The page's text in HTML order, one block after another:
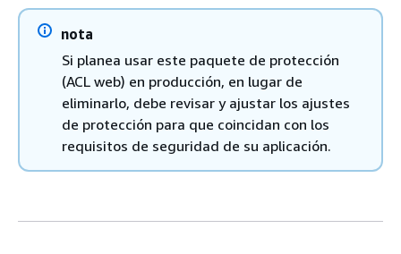
nota
Si planea usar este paquete de protección
(ACL web) en producción, en lugar de
eliminarlo, debe revisar y ajustar los ajustes
de protección para que coincidan con los
requisitos de seguridad de su aplicación.